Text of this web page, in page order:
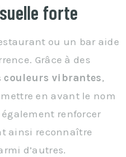
forte
ou un bar aide
Grâce à des
couleurs vibrantes,
en avant le nom
renforcer
ainsi reconnaître
d’autres.